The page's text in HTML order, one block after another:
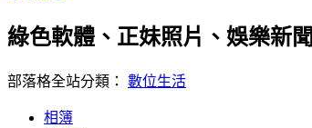
綠色軟體、正妹照片、娛樂新聞
部落格全站分類： 數位生活
相簿